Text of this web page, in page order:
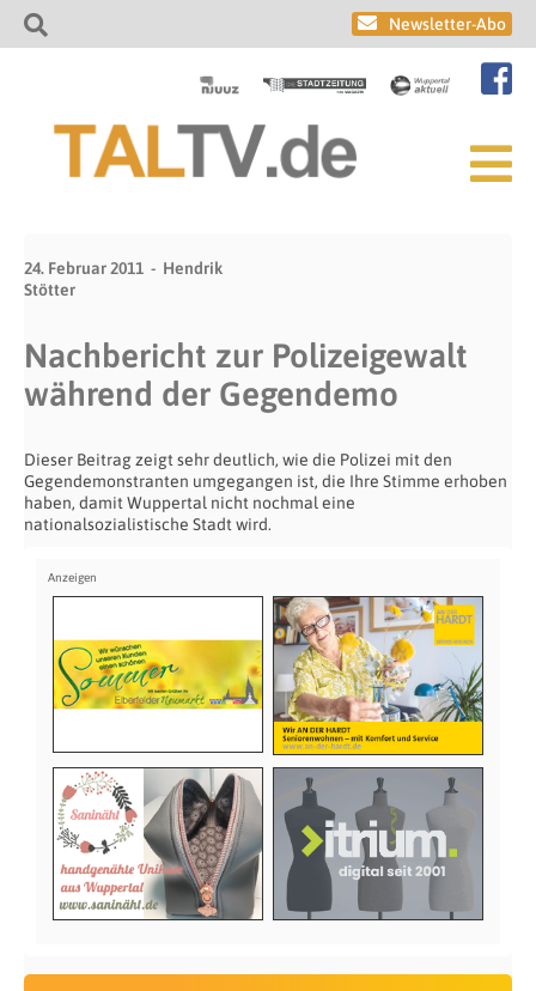
Newsletter-Abo
24. Februar 2011
Hendrik
Stötter
Nachbericht zur Polizeigewalt
während der Gegendemo
Dieser Beitrag zeigt sehr deutlich, wie die Polizei mit den
Gegendemonstranten umgegangen ist, die Ihre Stimme erhoben
haben, damit Wuppertal nicht nochmal eine
nationalsozialistische Stadt wird.